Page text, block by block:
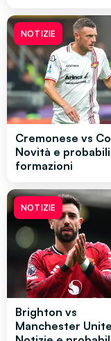
NOTIZIE
Cremonese vs
Novità e probabili
formazioni
NOTIZIE
Brighton vs
Manchester